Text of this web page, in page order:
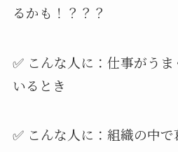
るかも！？？？
✅ こんな人に：仕事がう
いるとき
✅ こんな人に：組織の中